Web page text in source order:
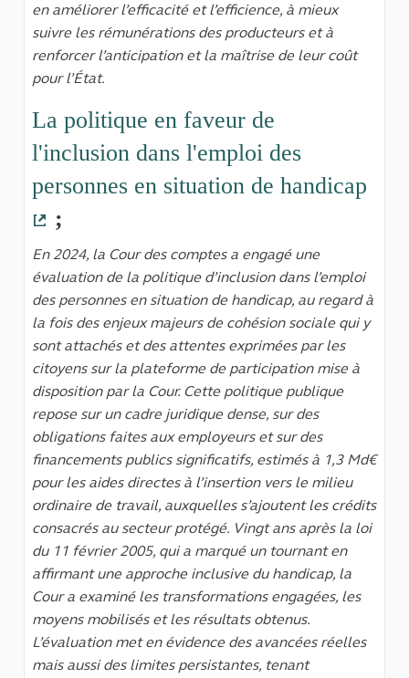
en améliorer l’efficacité et l’efficience, à mieux
suivre les rémunérations des producteurs et à
renforcer l’anticipation et la maîtrise de leur coût
pour l’État.
La politique en faveur de
l'inclusion dans l'emploi des
personnes en situation de handicap
(Lien externe)
;
En 2024, la Cour des comptes a engagé une
évaluation de la politique d’inclusion dans l’emploi
des personnes en situation de handicap, au regard à
la fois des enjeux majeurs de cohésion sociale qui y
sont attachés et des attentes exprimées par les
citoyens sur la plateforme de participation mise à
disposition par la Cour. Cette politique publique
repose sur un cadre juridique dense, sur des
obligations faites aux employeurs et sur des
financements publics significatifs, estimés à 1,3 Md€
pour les aides directes à l’insertion vers le milieu
ordinaire de travail, auxquelles s’ajoutent les crédits
consacrés au secteur protégé. Vingt ans après la loi
du 11 février 2005, qui a marqué un tournant en
affirmant une approche inclusive du handicap, la
Cour a examiné les transformations engagées, les
moyens mobilisés et les résultats obtenus.
L’évaluation met en évidence des avancées réelles
mais aussi des limites persistantes, tenant